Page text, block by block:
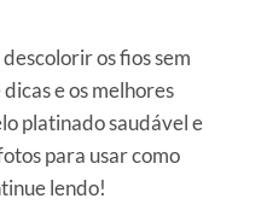
os fios sem
e os melhores
platinado saudável e
para usar como
lendo!